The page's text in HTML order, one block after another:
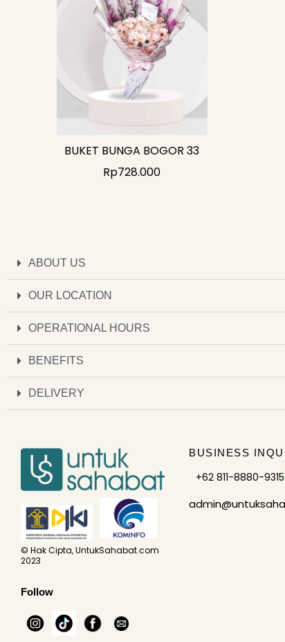
BUKET BUNGA BOGOR 33
Rp728.000
ABOUT US
OUR LOCATION
OPERATIONAL HOURS
BENEFITS
DELIVERY
© Hak Cipta, UntukSahabat.com
2023
Follow
BUSINESS
+62 811-8880-9315